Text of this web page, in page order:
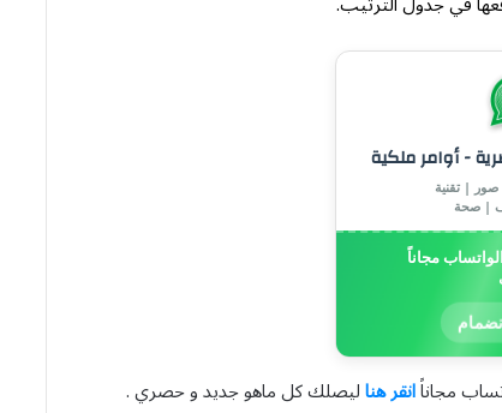
- أوامر ملكية
| تقنية
| صحة
مجاناً
مجاناًانقر هناليصلك كل ماهو جديد و حصري .